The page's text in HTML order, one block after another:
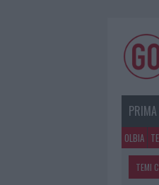
OLBIA
TEMI